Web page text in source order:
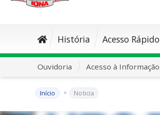
História Acesso Rápido
Ouvidoria Acesso à Informação
Início Noticia